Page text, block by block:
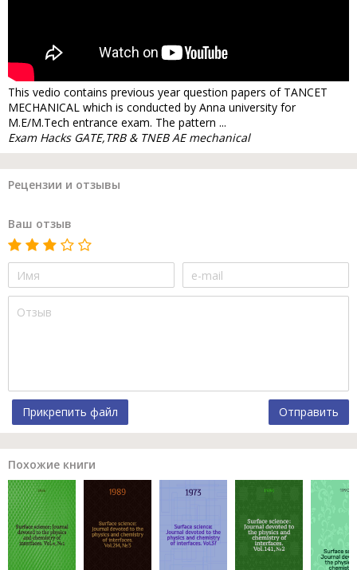
This vedio contains previous year question papers of TANCET
MECHANICAL which is conducted by Anna university for
M.E/M.Tech entrance exam. The pattern ...
Exam Hacks GATE,TRB & TNEB AE mechanical
Рецензии и отзывы
Ваш отзыв
Прикрепить файл Отправить
Похожие книги